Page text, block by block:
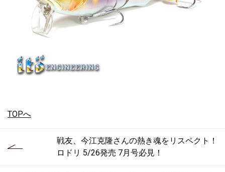
TOPへ
戦友、今江克隆さんの熱き魂をリスペクト！
ロドリ 5/26発売 7月号必見！